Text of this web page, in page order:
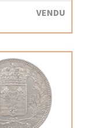
VENDU